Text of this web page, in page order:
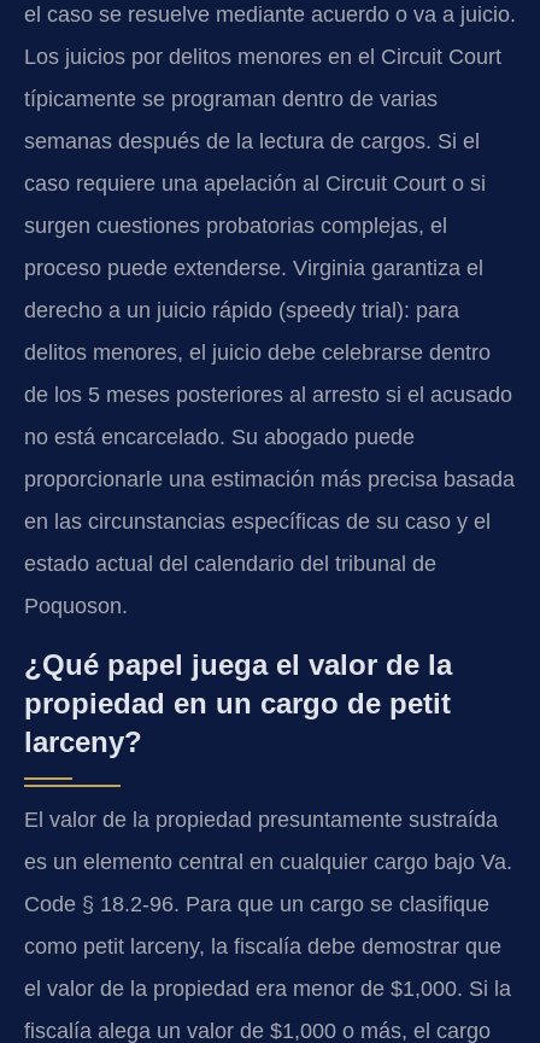
el caso se resuelve mediante acuerdo o va a juicio.
Los juicios por delitos menores en el Circuit Court
típicamente se programan dentro de varias
semanas después de la lectura de cargos. Si el
caso requiere una apelación al Circuit Court o si
surgen cuestiones probatorias complejas, el
proceso puede extenderse. Virginia garantiza el
derecho a un juicio rápido (speedy trial): para
delitos menores, el juicio debe celebrarse dentro
de los 5 meses posteriores al arresto si el acusado
no está encarcelado. Su abogado puede
proporcionarle una estimación más precisa basada
en las circunstancias específicas de su caso y el
estado actual del calendario del tribunal de
Poquoson.
¿Qué papel juega el valor de la
propiedad en un cargo de petit
larceny?
El valor de la propiedad presuntamente sustraída
es un elemento central en cualquier cargo bajo Va.
Code § 18.2-96. Para que un cargo se clasifique
como petit larceny, la fiscalía debe demostrar que
el valor de la propiedad era menor de $1,000. Si la
fiscalía alega un valor de $1,000 o más, el cargo